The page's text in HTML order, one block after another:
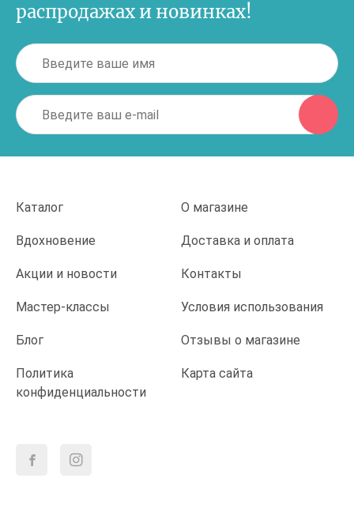
распродажах и новинках!
Каталог О магазине
Вдохновение Доставка и оплата
Акции и новости Контакты
Мастер-классы Условия использования
Блог Отзывы о магазине
Политика
конфиденциальности
Карта сайта